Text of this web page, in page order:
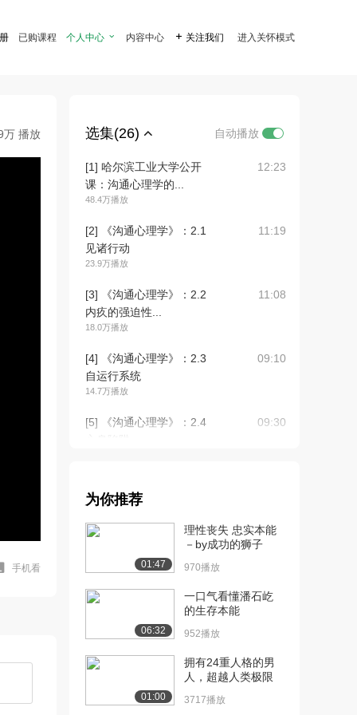
已购课程 个人中心  内容中心  关注我们 进入关怀模式
万 播放
手机看
选集(26) 自动播放
[1] 哈尔滨工业大学公开
课：沟通心理学的...
48.4万播放
12:23
[2] 《沟通心理学》：2.1
见诸行动
23.9万播放
11:19
[3] 《沟通心理学》：2.2
内疚的强迫性...
18.0万播放
11:08
[4] 《沟通心理学》：2.3
自运行系统
14.7万播放
09:10
[5] 《沟通心理学》：2.4
09:30
研究本能
[7] 《沟通心理学》：3.1
12:02
[8] 《沟通心理学》：3.2
[9] 《沟通心理学》：3.3
08:13
为你推荐
01:47
理性丧失 忠实本能
－by成功的狮子
970播放
06:32
一口气看懂潘石屹
的生存本能
952播放
01:00
拥有24重人格的男
人，超越人类极限
3717播放